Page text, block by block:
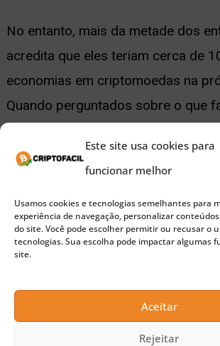
Este site usa cookies para
funcionar melhor
Usamos cookies e tecnologias semelhantes para
experiência de navegação, personalizar
do site. Você pode escolher permitir ou recusar o
tecnologias. Sua escolha pode impactar algumas
site.
Aceitar
Rejeitar
No entanto, mais da metade dos
acredita que eles teriam cerca de
economias em criptomoedas na
Quando perguntados sobre o que
prefeririam comprar criptomoedas
em uma casa, 33%, ou um carro –
Siga o CriptoFacil no